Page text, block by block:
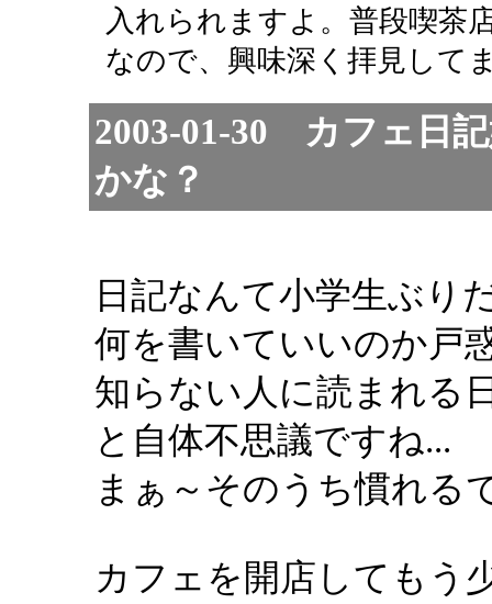
入れられますよ。普段喫茶
なので、興味深く拝見して
2003-01-30 カフェ日
かな？
日記なんて小学生ぶり
何を書いていいのか戸
知らない人に読まれる
と自体不思議ですね...
まぁ～そのうち慣れる
カフェを開店してもう